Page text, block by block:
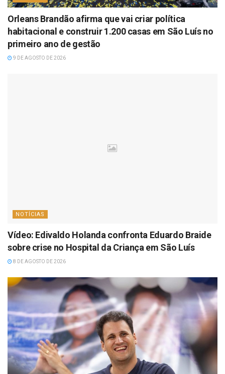
Orleans Brandão afirma que vai criar política
habitacional e construir 1.200 casas em São Luís no
primeiro ano de gestão
9 DE AGOSTO DE 2026
NOTÍCIAS
Vídeo: Edivaldo Holanda confronta Eduardo Braide
sobre crise no Hospital da Criança em São Luís
8 DE AGOSTO DE 2026